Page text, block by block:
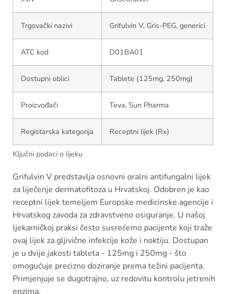
Ključni podaci o lijeku
Trgovački nazivi Grifulvin V, Gris-PEG, generici
ATC kod D01BA01
Dostupni oblici Tablete (125mg, 250mg)
Proizvođači Teva, Sun Pharma
Registarska kategorija Receptni lijek (Rx)
Grifulvin V predstavlja osnovni oralni antifungalni lijek
za liječenje dermatofitoza u Hrvatskoj. Odobren je kao
receptni lijek temeljem Europske medicinske agencije i
Hrvatskog zavoda za zdravstveno osiguranje. U našoj
ljekarničkoj praksi često susrećemo pacijente koji traže
ovaj lijek za gljivične infekcije kože i noktiju. Dostupan
je u dvije jakosti tableta - 125mg i 250mg - što
omogućuje precizno doziranje prema težini pacijenta.
Primjenjuje se dugotrajno, uz redovitu kontrolu jetrenih
enzima.